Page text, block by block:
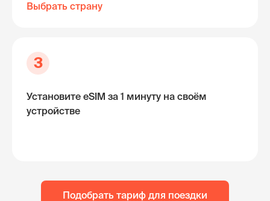
Выбрать страну
3
Установите eSIM за 1 минуту на своём
устройстве
Подобрать тариф для поездки